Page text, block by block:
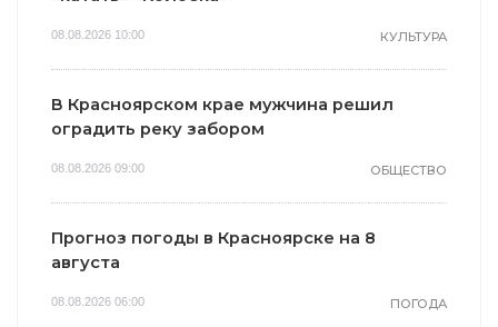
08.08.2026 10:00 КУЛЬТУРА
В Красноярском крае мужчина решил
оградить реку забором
08.08.2026 09:00 ОБЩЕСТВО
Прогноз погоды в Красноярске на 8
августа
08.08.2026 06:00 ПОГОДА